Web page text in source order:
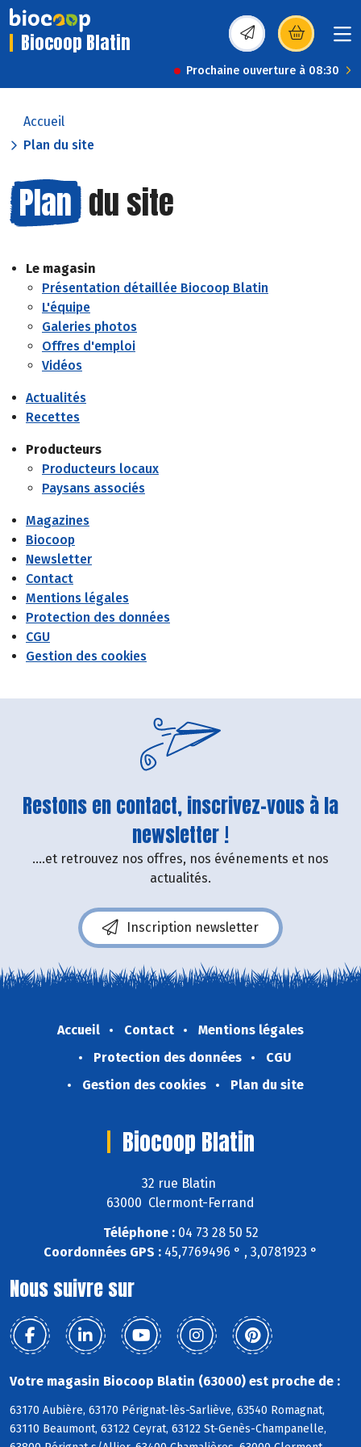
Biocoop Blatin (s’ouvre dans une
Prochaine ouverture à 08:30
Accueil
Plan du site
Plan du site
Le magasin
Présentation détaillée Biocoop Blatin
L'équipe
Galeries photos
Offres d'emploi
Vidéos
Actualités
Recettes
Producteurs
Producteurs locaux
Paysans associés
Magazines
Biocoop
Newsletter
Contact
Mentions légales
Protection des données
CGU
Gestion des cookies
Restons en contact, inscrivez-vous à la
newsletter !
....et retrouvez nos offres, nos événements et nos
actualités.
Inscription newsletter
Accueil Contact
Mentions légales
Protection des données
CGU
Gestion des cookies
Plan du site
Biocoop Blatin
32 rue Blatin
63000 Clermont-Ferrand
Téléphone :04 73 28 50 52
Coordonnées GPS : 45,7769496 ° , 3,0781923 °
Nous suivre sur
Votre magasin Biocoop Blatin (63000) est proche de :
63170 Aubière, 63170 Pérignat-lès-Sarliève, 63540 Romagnat,
63110 Beaumont, 63122 Ceyrat, 63122 St-Genès-Champanelle,